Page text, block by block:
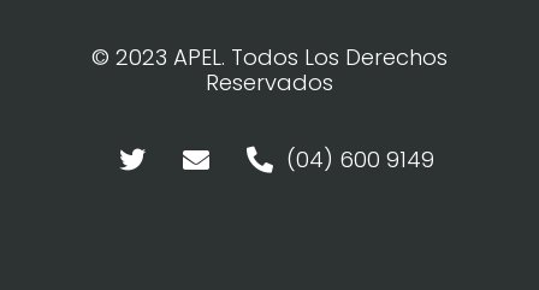
© 2023 APEL. Todos Los Derechos
Reservados
(04) 600 9149